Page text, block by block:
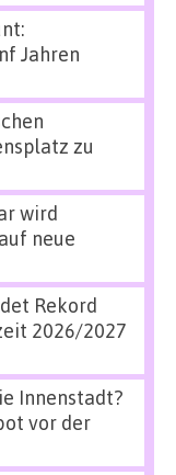
Jahren
zu
wird
neue
Rekord
2026/2027
Innenstadt?
vor der